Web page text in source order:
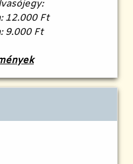
12.000 Ft
9.000 Ft